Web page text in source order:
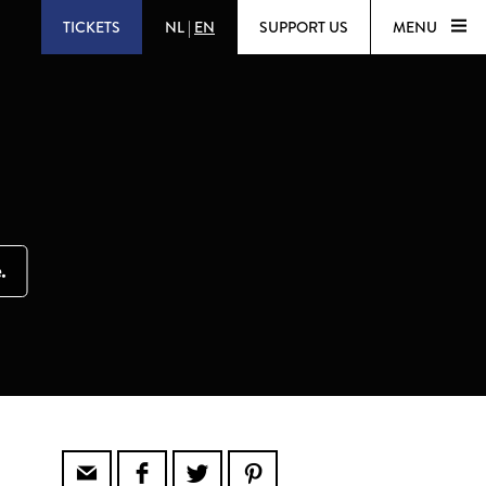
TICKETS NL | EN SUPPORT US MENU